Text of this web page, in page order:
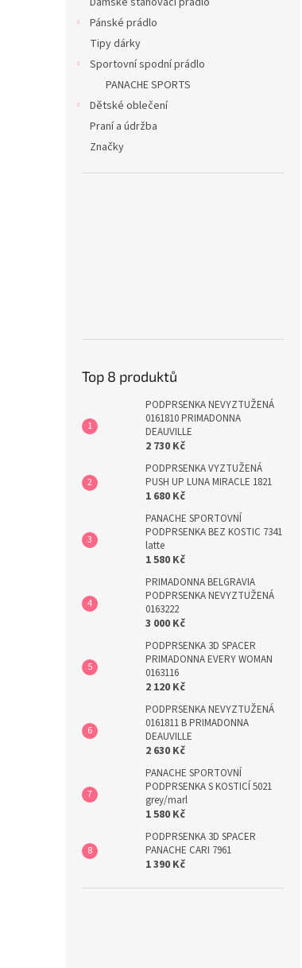
Pánské prádlo
Tipy dárky
Sportovní spodní prádlo
PANACHE SPORTS
Dětské oblečení
Praní a údržba
Značky
Top 8 produktů
PODPRSENKA NEVYZTUŽENÁ
0161810 PRIMADONNA
DEAUVILLE
2 730 Kč
PODPRSENKA VYZTUŽENÁ
PUSH UP LUNA MIRACLE 1821
1 680 Kč
PANACHE SPORTOVNÍ
PODPRSENKA BEZ KOSTIC 7341
latte
1 580 Kč
PRIMADONNA BELGRAVIA
PODPRSENKA NEVYZTUŽENÁ
0163222
3 000 Kč
PODPRSENKA 3D SPACER
PRIMADONNA EVERY WOMAN
0163116
2 120 Kč
PODPRSENKA NEVYZTUŽENÁ
0161811 B PRIMADONNA
DEAUVILLE
2 630 Kč
PANACHE SPORTOVNÍ
PODPRSENKA S KOSTICÍ 5021
grey/marl
1 580 Kč
PODPRSENKA 3D SPACER
PANACHE CARI 7961
1 390 Kč